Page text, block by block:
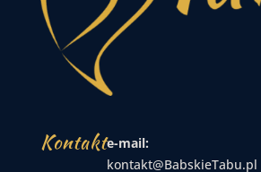
Kontakte-mail:
kontakt@BabskieTabu.pl